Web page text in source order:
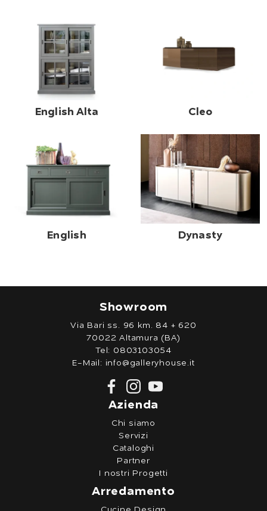
English Alta Cleo
English Dynasty
Showroom
Via Bari ss. 96 km. 84 + 620
70022 Altamura (BA)
Tel: 0803103054
E-Mail: info@galleryhouse.it
Azienda
Chi siamo
Servizi
Cataloghi
Partner
I nostri Progetti
Arredamento